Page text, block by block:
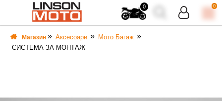
0 0
Магазин Аксесоари
Мото Багаж
СИСТЕМА ЗА МОНТАЖ